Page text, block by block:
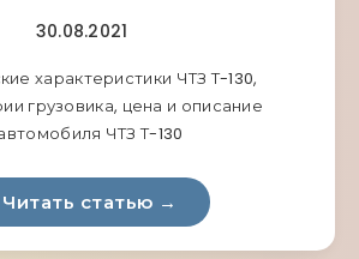
30.08.2021
характеристики ЧТЗ Т-130,
грузовика, цена и описание
ЧТЗ Т-130
Читать статью →